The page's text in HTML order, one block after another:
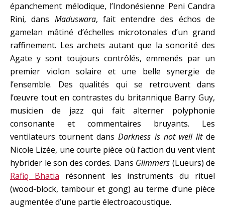
épanchement mélodique, l’Indonésienne Peni Candra
Rini, dans Maduswara, fait entendre des échos de
gamelan mâtiné d’échelles microtonales d’un grand
raffinement. Les archets autant que la sonorité des
Agate y sont toujours contrôlés, emmenés par un
premier violon solaire et une belle synergie de
l’ensemble. Des qualités qui se retrouvent dans
l’œuvre tout en contrastes du britannique Barry Guy,
musicien de jazz qui fait alterner polyphonie
consonante et commentaires bruyants. Les
ventilateurs tournent dansDarkness is not well litde
Nicole Lizée, une courte pièce où l’action du vent vient
hybrider le son des cordes. Dans Glimmers (Lueurs) de
Rafiq Bhatia résonnent les instruments du rituel
(wood-block, tambour et gong) au terme d’une pièce
augmentée d’une partie électroacoustique.